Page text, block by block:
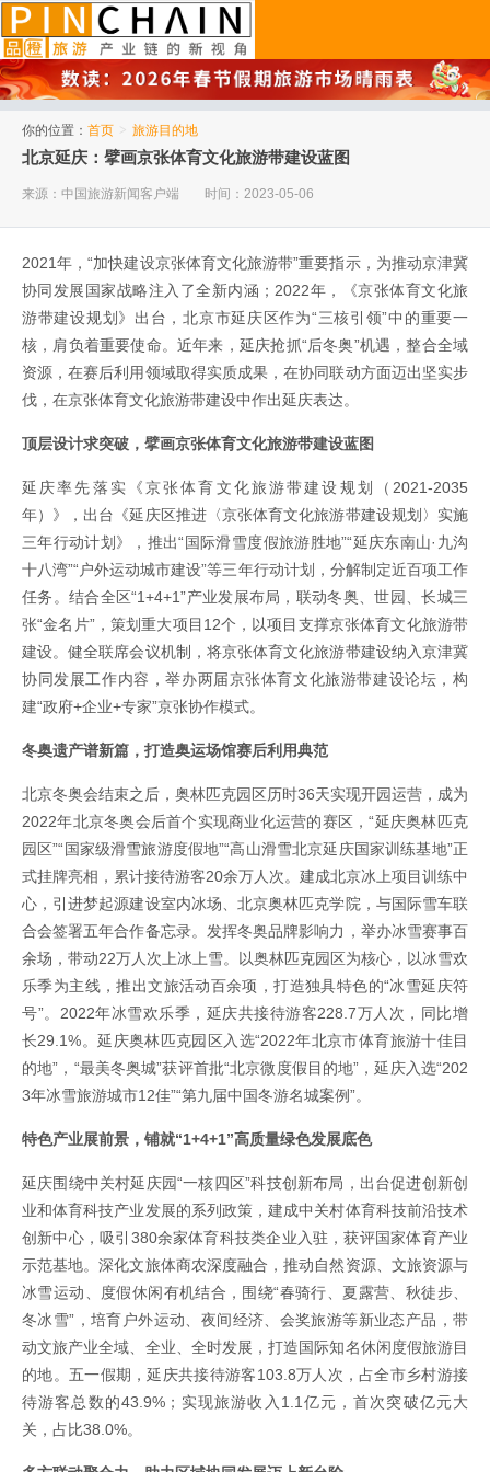
你的位置： 首页 > 旅游目的地
北京延庆：擘画京张体育文化旅游带建设蓝图
来源：中国旅游新闻客户端 时间：2023-05-06
2021年，“加快建设京张体育文化旅游带”重要指示，为推动京津冀
协同发展国家战略注入了全新内涵；2022年，《京张体育文化旅
游带建设规划》出台，北京市延庆区作为“三核引领”中的重要一
核，肩负着重要使命。近年来，延庆抢抓“后冬奥”机遇，整合全域
资源，在赛后利用领域取得实质成果，在协同联动方面迈出坚实步
伐，在京张体育文化旅游带建设中作出延庆表达。
顶层设计求突破，擘画京张体育文化旅游带建设蓝图
延庆率先落实《京张体育文化旅游带建设规划（2021-2035
年）》，出台《延庆区推进〈京张体育文化旅游带建设规划〉实施
三年行动计划》，推出“国际滑雪度假旅游胜地”“延庆东南山·九沟
十八湾”“户外运动城市建设”等三年行动计划，分解制定近百项工作
任务。结合全区“1+4+1”产业发展布局，联动冬奥、世园、长城三
张“金名片”，策划重大项目12个，以项目支撑京张体育文化旅游带
建设。健全联席会议机制，将京张体育文化旅游带建设纳入京津冀
协同发展工作内容，举办两届京张体育文化旅游带建设论坛，构
建“政府+企业+专家”京张协作模式。
冬奥遗产谱新篇，打造奥运场馆赛后利用典范
北京冬奥会结束之后，奥林匹克园区历时36天实现开园运营，成为
2022年北京冬奥会后首个实现商业化运营的赛区，“延庆奥林匹克
园区”“国家级滑雪旅游度假地”“高山滑雪北京延庆国家训练基地”正
式挂牌亮相，累计接待游客20余万人次。建成北京冰上项目训练中
心，引进梦起源建设室内冰场、北京奥林匹克学院，与国际雪车联
合会签署五年合作备忘录。发挥冬奥品牌影响力，举办冰雪赛事百
余场，带动22万人次上冰上雪。以奥林匹克园区为核心，以冰雪欢
乐季为主线，推出文旅活动百余项，打造独具特色的“冰雪延庆符
号”。2022年冰雪欢乐季，延庆共接待游客228.7万人次，同比增
长29.1%。延庆奥林匹克园区入选“2022年北京市体育旅游十佳目
的地”，“最美冬奥城”获评首批“北京微度假目的地”，延庆入选“202
3年冰雪旅游城市12佳”“第九届中国冬游名城案例”。
特色产业展前景，铺就“1+4+1”高质量绿色发展底色
延庆围绕中关村延庆园“一核四区”科技创新布局，出台促进创新创
业和体育科技产业发展的系列政策，建成中关村体育科技前沿技术
创新中心，吸引380余家体育科技类企业入驻，获评国家体育产业
示范基地。深化文旅体商农深度融合，推动自然资源、文旅资源与
冰雪运动、度假休闲有机结合，围绕“春骑行、夏露营、秋徒步、
冬冰雪”，培育户外运动、夜间经济、会奖旅游等新业态产品，带
动文旅产业全域、全业、全时发展，打造国际知名休闲度假旅游目
的地。五一假期，延庆共接待游客103.8万人次，占全市乡村游接
待游客总数的43.9%；实现旅游收入1.1亿元，首次突破亿元大
关，占比38.0%。